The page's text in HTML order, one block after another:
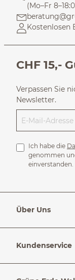
(Mo–Fr
Kostenlosen
CHF 15,-
Verpassen Sie
Newsletter.
Ich habe die
genommen
einverstanden.
Über Uns
Kundenservice